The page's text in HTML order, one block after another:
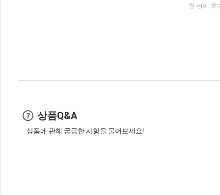
첫 번째 후
상품Q&A
상품에 관해 궁금한 사항을 물어보세요!